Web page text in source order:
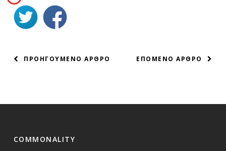
ΠΛΟΗΓΗΣΗ
ΕΠΟΜΕΝΟ ΑΡΘΡΟ
ΠΡΟΗΓΟΥΜΕΝΟ ΑΡΘΡΟ
COMMONALITY